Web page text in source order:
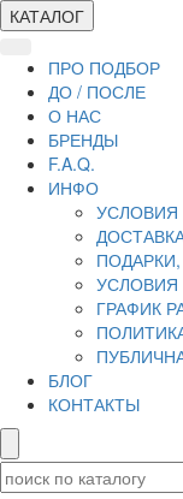
КАТАЛОГ
ПРО ПОДБОР
ДО / ПОСЛЕ
О НАС
БРЕНДЫ
F.A.Q.
ИНФО
УСЛОВИЯ
УСЛОВИЯ
ГРАФИК
БЛОГ
КОНТАКТЫ